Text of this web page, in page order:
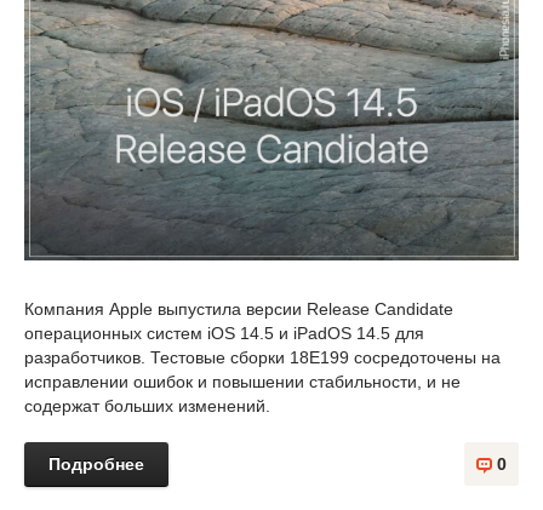
Компания Apple выпустила версии Release Candidate
операционных систем iOS 14.5 и iPadOS 14.5 для
разработчиков. Тестовые сборки 18E199 сосредоточены на
исправлении ошибок и повышении стабильности, и не
содержат больших изменений.
Подробнее 0